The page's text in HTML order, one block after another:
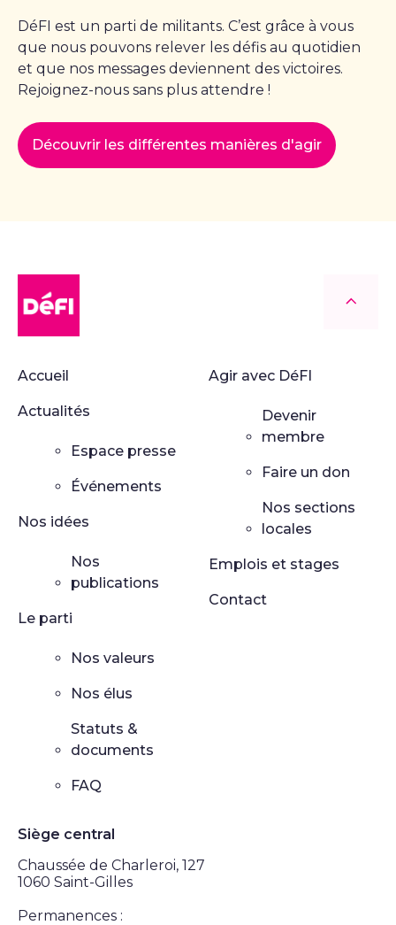
DéFI est un parti de militants. C’est grâce à vous
que nous pouvons relever les défis au quotidien
et que nos messages deviennent des victoires.
Rejoignez-nous sans plus attendre !
Découvrir les différentes manières d'agir
Accueil
Actualités
Espace presse
Événements
Nos idées
Nos
publications
Le parti
Nos valeurs
Nos élus
Statuts &
documents
FAQ
Agir avec DéFI
Devenir
membre
Faire un don
Nos sections
locales
Emplois et stages
Contact
Siège central
Chaussée de Charleroi, 127
1060 Saint-Gilles
Permanences :